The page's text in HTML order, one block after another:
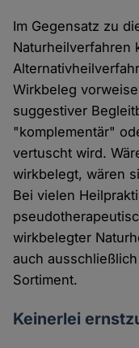
Im Gegensatz zu
Naturheilverfahren
Wirkbeleg
suggestiver
"komplementär"
vertuscht wird.
wirkbelegt, wären
Bei vielen
wirkbelegter
auch
Sortiment.
Keinerlei